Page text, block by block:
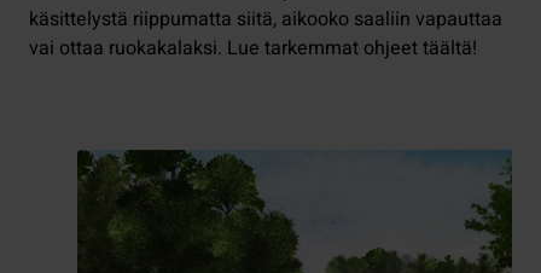
käsittelystä riippumatta siitä, aikooko saaliin vapauttaa
vai ottaa ruokakalaksi. Lue tarkemmat ohjeet täältä!